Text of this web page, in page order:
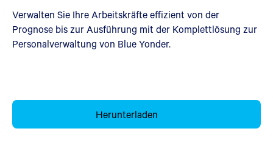
Verwalten Sie Ihre Arbeitskräfte effizient von der
Prognose bis zur Ausführung mit der Komplettlösung zur
Personalverwaltung von Blue Yonder.
Herunterladen